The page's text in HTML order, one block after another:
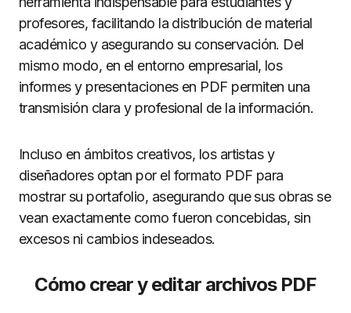
profesores, facilitando la distribución de material
académico y asegurando su conservación. Del
mismo modo, en el entorno empresarial, los
informes y presentaciones en PDF permiten una
transmisión clara y profesional de la información.
Incluso en ámbitos creativos, los artistas y
diseñadores optan por el formato PDF para
mostrar su portafolio, asegurando que sus obras se
vean exactamente como fueron concebidas, sin
excesos ni cambios indeseados.
Cómo crear y editar archivos PDF